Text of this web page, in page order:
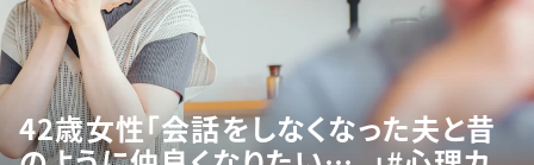
42歳女性「会話をしなくなった夫と昔